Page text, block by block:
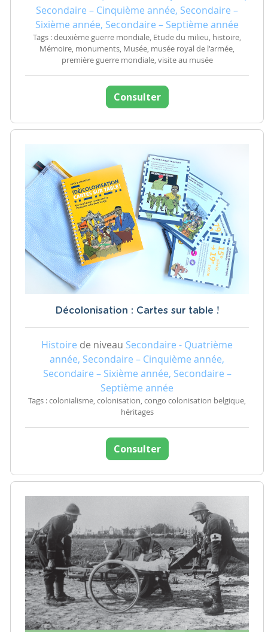
Secondaire – Cinquième année, Secondaire –
Sixième année, Secondaire – Septième année
Tags : deuxième guerre mondiale, Etude du milieu, histoire,
Mémoire, monuments, Musée, musée royal de l'armée,
première guerre mondiale, visite au musée
Consulter
Décolonisation : Cartes sur table !
Histoire de niveau Secondaire - Quatrième
année, Secondaire – Cinquième année,
Secondaire – Sixième année, Secondaire –
Septième année
Tags : colonialisme, colonisation, congo colonisation belgique,
héritages
Consulter